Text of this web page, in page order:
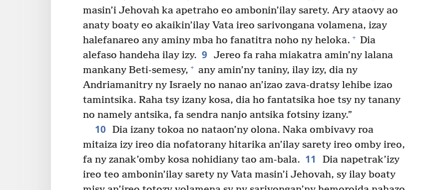
masin’i Jehovah ka apetraho eo ambonin’ilay sarety. Ary ataovy ao
anaty boaty eo akaikin’ilay Vata ireo sarivongana volamena, izay
halefanareo any aminy mba ho fanatitra noho ny heloka. + Dia
alefaso handeha ilay izy. 9 Jereo fa raha miakatra amin’ny lalana
mankany Beti-semesy, + any amin’ny taniny, ilay izy, dia ny
Andriamanitry ny Israely no nanao an’izao zava-dratsy lehibe izao
tamintsika. Raha tsy izany kosa, dia ho fantatsika hoe tsy ny tanany
no namely antsika, fa sendra nanjo antsika fotsiny izany.”
10 Dia izany tokoa no nataon’ny olona. Naka ombivavy roa
mitaiza izy ireo dia nofatorany hitarika an’ilay sarety ireo omby ireo,
fa ny zanak’omby kosa nohidiany tao am-bala. 11
Dia napetrak’izy
ireo teo ambonin’ilay sarety ny Vata masin’i Jehovah, sy ilay boaty